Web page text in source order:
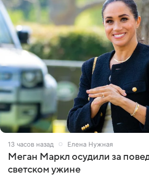
13 часов назад Елена Нужная
Меган Маркл осудили за
светском ужине